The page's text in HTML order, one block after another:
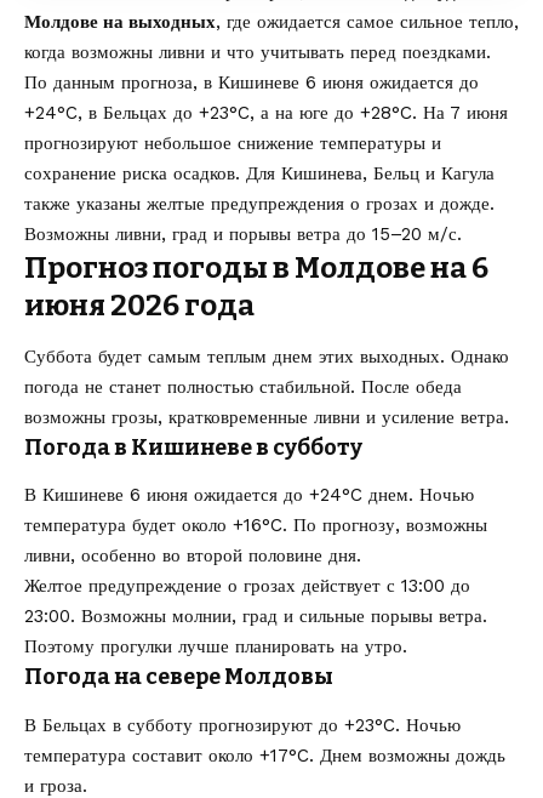
Молдове на выходных, где ожидается самое сильное тепло,
когда возможны ливни и что учитывать перед поездками.
По данным прогноза, в Кишиневе 6 июня ожидается до
+24°C, в Бельцах до +23°C, а на юге до +28°C. На 7 июня
прогнозируют небольшое снижение температуры и
сохранение риска осадков. Для Кишинева, Бельц и Кагула
также указаны желтые предупреждения о грозах и дожде.
Возможны ливни, град и порывы ветра до 15–20 м/с.
Прогноз погоды в Молдове на 6
июня 2026 года
Суббота будет самым теплым днем этих выходных. Однако
погода не станет полностью стабильной. После обеда
возможны грозы, кратковременные ливни и усиление ветра.
Погода в Кишиневе в субботу
В Кишиневе 6 июня ожидается до +24°C днем. Ночью
температура будет около +16°C. По прогнозу, возможны
ливни, особенно во второй половине дня.
Желтое предупреждение о грозах действует с 13:00 до
23:00. Возможны молнии, град и сильные порывы ветра.
Поэтому прогулки лучше планировать на утро.
Погода на севере Молдовы
В Бельцах в субботу прогнозируют до +23°C. Ночью
температура составит около +17°C. Днем возможны дождь
и гроза.